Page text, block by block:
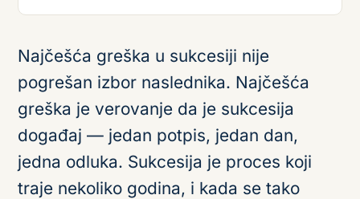
Najčešća greška u sukcesiji nije
pogrešan izbor naslednika. Najčešća
greška je verovanje da je sukcesija
događaj — jedan potpis, jedan dan,
jedna odluka. Sukcesija je proces koji
traje nekoliko godina, i kada se tako